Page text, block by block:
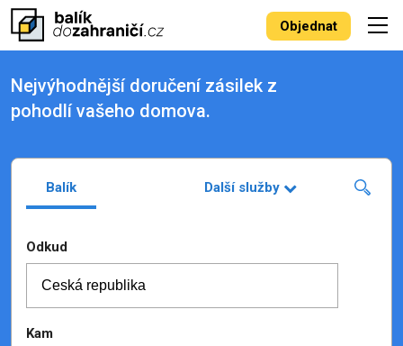
Objednat
Nejvýhodnější doručení zásilek z
pohodlí vašeho domova.
Balík Další služby
Odkud
Kam